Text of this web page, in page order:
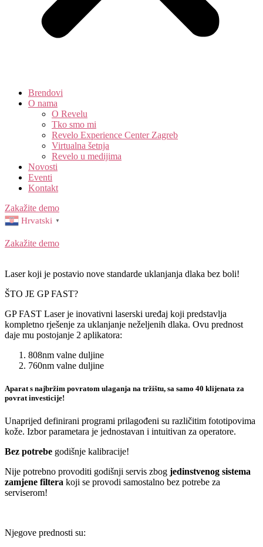
Brendovi
O nama
O Revelu
Tko smo mi
Revelo Experience Center Zagreb
Virtualna šetnja
Revelo u medijima
Novosti
Eventi
Kontakt
Zakažite demo
Hrvatski ▼
Zakažite demo
Laser koji je postavio nove standarde uklanjanja dlaka bez boli!
ŠTO JE GP FAST?
GP FAST Laser je inovativni laserski uređaj koji predstavlja
kompletno rješenje za uklanjanje neželjenih dlaka. Ovu prednost
daje mu postojanje 2 aplikatora:
808nm valne duljine
760nm valne duljine
Aparat s najbržim povratom ulaganja na tržištu, sa samo 40 klijenata za
povrat investicije!
Unaprijed definirani programi prilagođeni su različitim fototipovima
kože. Izbor parametara je jednostavan i intuitivan za operatore.
Bez potrebe godišnje kalibracije!
Nije potrebno provoditi godišnji servis zbog jedinstvenog sistema
zamjene filtera koji se provodi samostalno bez potrebe za
serviserom!
Njegove prednosti su: